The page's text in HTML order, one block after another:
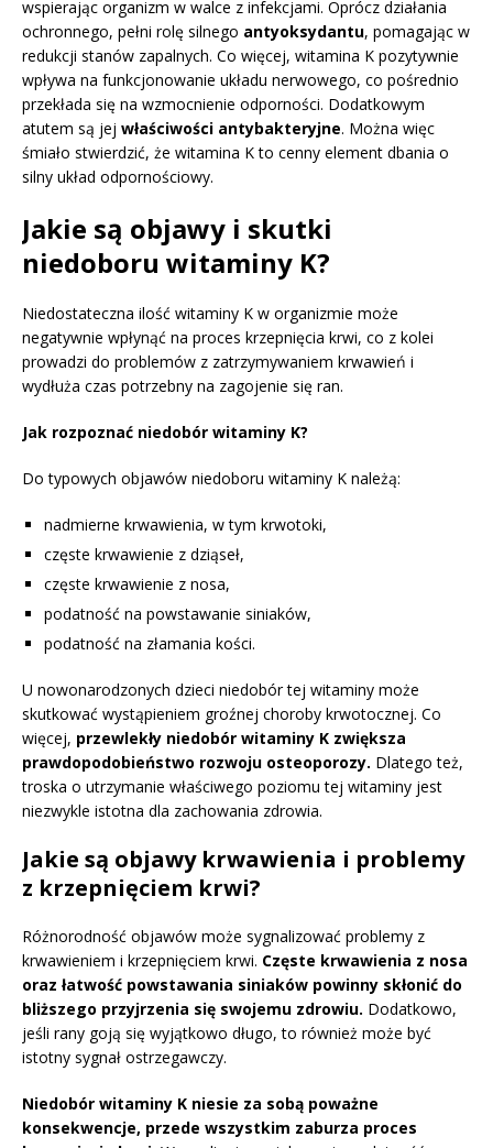
wspierając organizm w walce z infekcjami. Oprócz działania
ochronnego, pełni rolę silnego antyoksydantu, pomagając w
redukcji stanów zapalnych. Co więcej, witamina K pozytywnie
wpływa na funkcjonowanie układu nerwowego, co pośrednio
przekłada się na wzmocnienie odporności. Dodatkowym
atutem są jej właściwości antybakteryjne. Można więc
śmiało stwierdzić, że witamina K to cenny element dbania o
silny układ odpornościowy.
Jakie są objawy i skutki
niedoboru witaminy K?
Niedostateczna ilość witaminy K w organizmie może
negatywnie wpłynąć na proces krzepnięcia krwi, co z kolei
prowadzi do problemów z zatrzymywaniem krwawień i
wydłuża czas potrzebny na zagojenie się ran.
Jak rozpoznać niedobór witaminy K?
Do typowych objawów niedoboru witaminy K należą:
nadmierne krwawienia, w tym krwotoki,
częste krwawienie z dziąseł,
częste krwawienie z nosa,
podatność na powstawanie siniaków,
podatność na złamania kości.
U nowonarodzonych dzieci niedobór tej witaminy może
skutkować wystąpieniem groźnej choroby krwotocznej. Co
więcej, przewlekły niedobór witaminy K zwiększa
prawdopodobieństwo rozwoju osteoporozy. Dlatego też,
troska o utrzymanie właściwego poziomu tej witaminy jest
niezwykle istotna dla zachowania zdrowia.
Jakie są objawy krwawienia i problemy
z krzepnięciem krwi?
Różnorodność objawów może sygnalizować problemy z
krwawieniem i krzepnięciem krwi. Częste krwawienia z nosa
oraz łatwość powstawania siniaków powinny skłonić do
bliższego przyjrzenia się swojemu zdrowiu. Dodatkowo,
jeśli rany goją się wyjątkowo długo, to również może być
istotny sygnał ostrzegawczy.
Niedobór witaminy K niesie za sobą poważne
konsekwencje, przede wszystkim zaburza proces